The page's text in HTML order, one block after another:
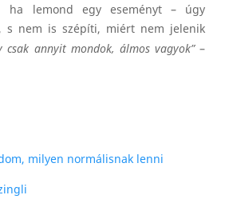
ha lemond egy eseményt – úgy
s nem is szépíti, miért nem jelenik
csak annyit mondok, álmos vagyok”–
milyen normálisnak lenni